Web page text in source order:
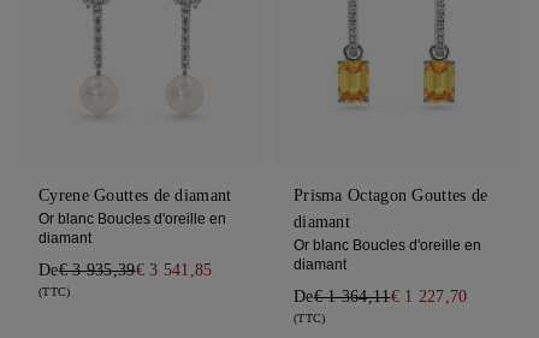
Cyrene Gouttes de diamant
Or blanc Boucles d'oreille en
diamant
De€ 3 935,39€ 3 541,85
(TTC)
Prisma Octagon Gouttes de
diamant
Or blanc Boucles d'oreille en
diamant
De€ 1 364,11€ 1 227,70
(TTC)